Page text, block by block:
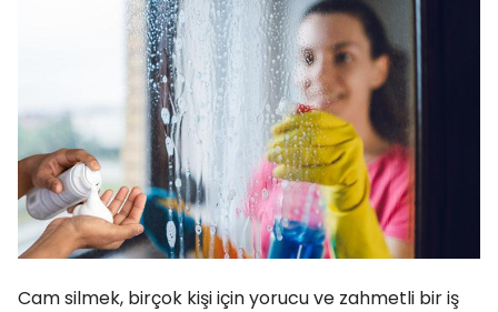
Cam silmek, birçok kişi için yorucu ve zahmetli bir iş